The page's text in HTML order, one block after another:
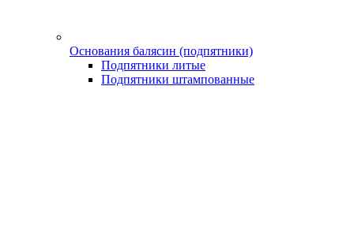
Основания балясин (подпятники)
Подпятники литые
Подпятники штампованные